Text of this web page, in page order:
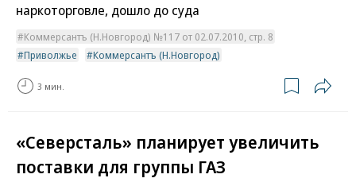
наркоторговле, дошло до суда
Коммерсантъ (Н.Новгород) №117 от 02.07.2010, стр. 8
Приволжье
Коммерсантъ (Н.Новгород)
3 мин.
«Северсталь» планирует увеличить
поставки для группы ГАЗ